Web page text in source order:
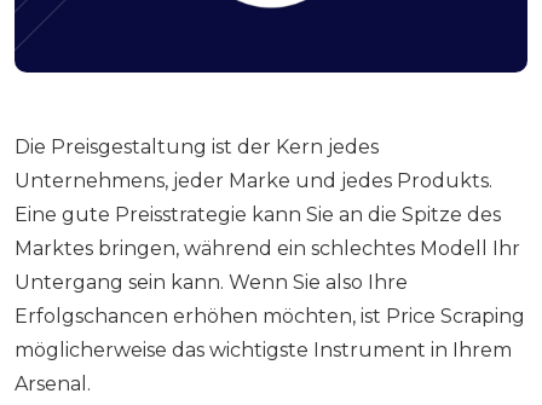
Die Preisgestaltung ist der Kern jedes
Unternehmens, jeder Marke und jedes Produkts.
Eine gute Preisstrategie kann Sie an die Spitze des
Marktes bringen, während ein schlechtes Modell Ihr
Untergang sein kann. Wenn Sie also Ihre
Erfolgschancen erhöhen möchten, ist Price Scraping
möglicherweise das wichtigste Instrument in Ihrem
Arsenal.